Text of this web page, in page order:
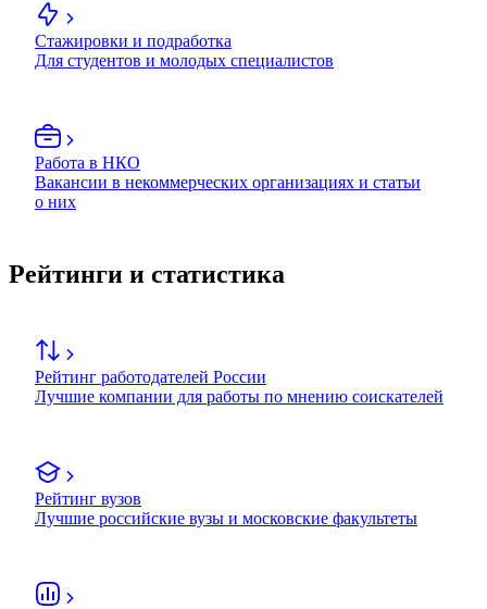
Стажировки и подработка
Для студентов и молодых специалистов
Работа в НКО
Вакансии в некоммерческих организациях и статьи
о них
Рейтинги и статистика
Рейтинг работодателей России
Лучшие компании для работы по мнению соискателей
Рейтинг вузов
Лучшие российские вузы и московские факультеты